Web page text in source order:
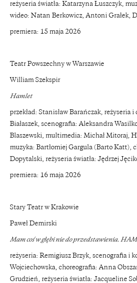
reżyseria światła: Katarzyna Łuszczyk,
wideo: Natan Berkowicz, Antoni Grałek,
premiera: 15 maja 2026
Teatr Powszechny w Warszawie
William Szekspir
Hamlet
przekład: Stanisław Barańczak, reżyseria
Białaszek, scenografia: Aleksandra
Blaszewski, multimedia: Michał Mitoraj,
muzyka: Bartłomiej Gargula (Barto Katt),
Dopytalski, reżyseria światła: Jędrzej
premiera: 16 maja 2026
Stary Teatr w Krakowie
Paweł Demirski
Mam coś w głębi nie do przedstawienia.
reżyseria: Remigiusz Brzyk, scenografia i
Wojciechowska, choreografia: Anna
Grudzień, reżyseria światła: Jacqueline